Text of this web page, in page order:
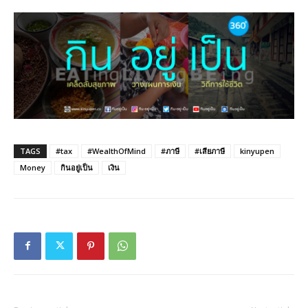
TAGS #tax #WealthOfMind #ภาษี #เสียภาษี
kinyupen
Money
กินอยู่เป็น เงิน